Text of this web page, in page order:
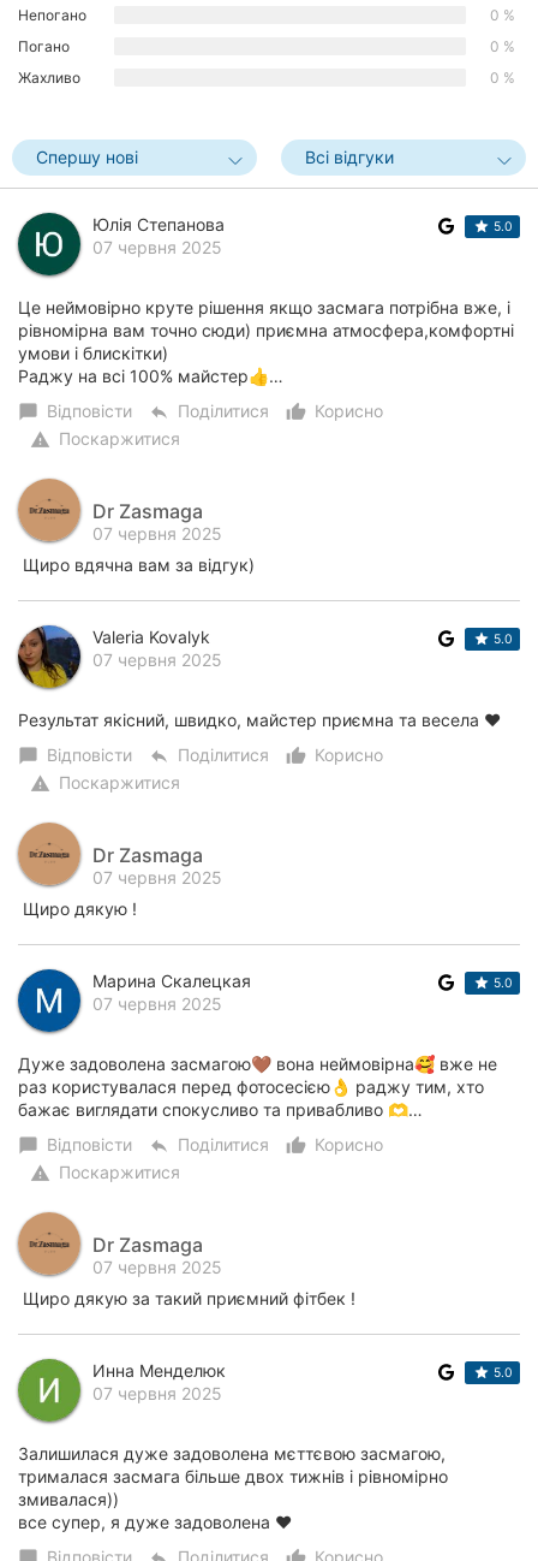
Миколаїв
Чернігів
Черкаси
Чернівці
Суми
Івано-
Франківськ
Луцьк
Ужгород
Карпати
Непогано
0 %
Погано
0 %
Жахливо
0 %
Спершу нові Всі відгуки
Юлія Степанова
07 червня 2025
5.0
Це неймовірно круте рішення якщо засмага потрібна вже, і
рівномірна вам точно сюди) приємна атмосфера,комфортні
умови і блискітки)
Раджу на всі 100% майстер👍…
chat_bubble Відповісти reply Поділитися thumb_up_alt
Корисно
warning Поскаржитися
Dr Zasmaga
07 червня 2025
Щиро вдячна вам за відгук)
Valeria Kovalyk
07 червня 2025
5.0
Результат якісний, швидко, майстер приємна та весела ❤️
chat_bubble Відповісти reply Поділитися thumb_up_alt
Корисно
warning Поскаржитися
Dr Zasmaga
07 червня 2025
Щиро дякую !
Марина Скалецкая
07 червня 2025
5.0
Дуже задоволена засмагою🤎 вона неймовірна🥰 вже не
раз користувалася перед фотосесією👌 раджу тим, хто
бажає виглядати спокусливо та привабливо 🫶…
chat_bubble Відповісти reply Поділитися thumb_up_alt
Корисно
warning Поскаржитися
Dr Zasmaga
07 червня 2025
Щиро дякую за такий приємний фітбек !
Инна Менделюк
07 червня 2025
5.0
Залишилася дуже задоволена мєттєвою засмагою,
трималася засмага більше двох тижнів і рівномірно
змивалася))
все супер, я дуже задоволена ❤️
Відповісти Поділитися
Корисно